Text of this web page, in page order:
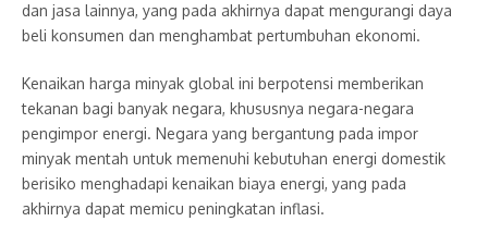
dan jasa lainnya, yang pada akhirnya dapat mengurangi daya
beli konsumen dan menghambat pertumbuhan ekonomi.
Kenaikan harga minyak global ini berpotensi memberikan
tekanan bagi banyak negara, khususnya negara-negara
pengimpor energi. Negara yang bergantung pada impor
minyak mentah untuk memenuhi kebutuhan energi domestik
berisiko menghadapi kenaikan biaya energi, yang pada
akhirnya dapat memicu peningkatan inflasi.